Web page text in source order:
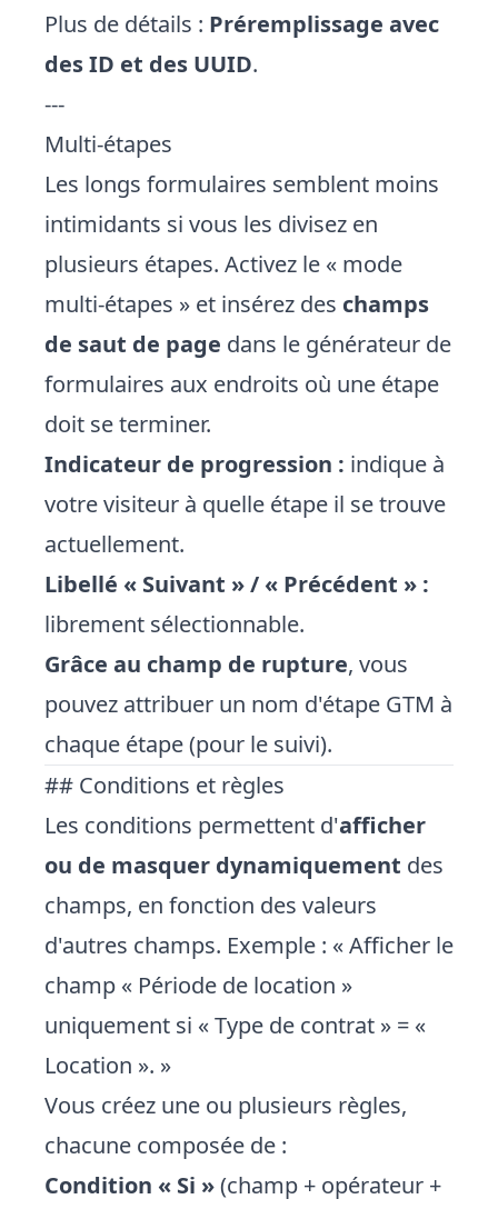
Plus de détails : Préremplissage avec
des ID et des UUID.
---
Multi-étapes
Les longs formulaires semblent moins
intimidants si vous les divisez en
plusieurs étapes. Activez le « mode
multi-étapes » et insérez des champs
de saut de page dans le générateur de
formulaires aux endroits où une étape
doit se terminer.
Indicateur de progression : indique à
votre visiteur à quelle étape il se trouve
actuellement.
Libellé « Suivant » / « Précédent » :
librement sélectionnable.
Grâce au champ de rupture, vous
pouvez attribuer un nom d'étape GTM à
chaque étape (pour le suivi).
## Conditions et règles
Les conditions permettent d'afficher
ou de masquer dynamiquement des
champs, en fonction des valeurs
d'autres champs. Exemple : « Afficher le
champ « Période de location »
uniquement si « Type de contrat » = «
Location ». »
Vous créez une ou plusieurs règles,
chacune composée de :
Condition « Si »(champ + opérateur +